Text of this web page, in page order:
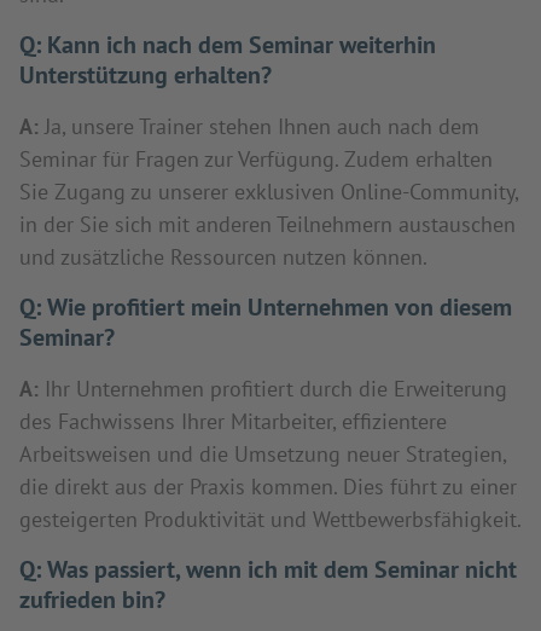
Q: Kann ich nach dem Seminar weiterhin
Unterstützung erhalten?
A: Ja, unsere Trainer stehen Ihnen auch nach dem
Seminar für Fragen zur Verfügung. Zudem erhalten
Sie Zugang zu unserer exklusiven Online-Community,
in der Sie sich mit anderen Teilnehmern austauschen
und zusätzliche Ressourcen nutzen können.
Q:Wie profitiert mein Unternehmen von diesem
Seminar?
A: Ihr Unternehmen profitiert durch die Erweiterung
des Fachwissens Ihrer Mitarbeiter, effizientere
Arbeitsweisen und die Umsetzung neuer Strategien,
die direkt aus der Praxis kommen. Dies führt zu einer
gesteigerten Produktivität und Wettbewerbsfähigkeit.
Q:Was passiert, wenn ich mit dem Seminar nicht
zufrieden bin?